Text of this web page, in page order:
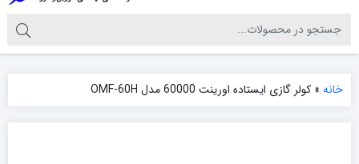
خانه » کولر گازی ایستاده اورینت 60000 مدل OMF-60H